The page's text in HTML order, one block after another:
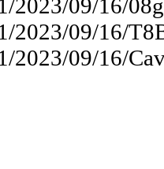
2023/09/16/
2023/09/16/
2023/09/16/